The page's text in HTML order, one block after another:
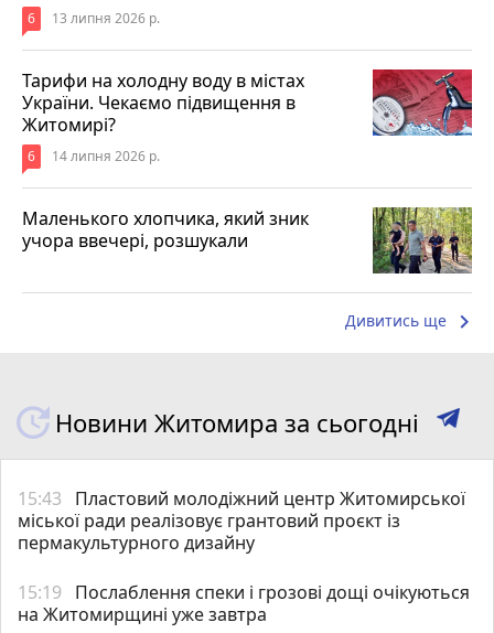
6 13 липня 2026 р.
Тарифи на холодну воду в містах
України. Чекаємо підвищення в
Житомирі?
6 14 липня 2026 р.
Маленького хлопчика, який зник
учора ввечері, розшукали
Дивитись ще keyboard_arrow_right
Новини Житомира за сьогодні
15:43
Пластовий молодіжний центр Житомирської
міської ради реалізовує грантовий проєкт із
пермакультурного дизайну
15:19
Послаблення спеки і грозові дощі очікуються
на Житомирщині уже завтра